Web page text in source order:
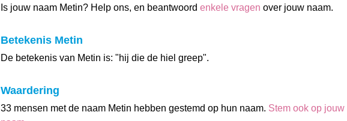
Is jouw naam Metin? Help ons, en beantwoord enkele vragen over jouw naam.
Betekenis Metin
De betekenis van Metin is: "hij die de hiel greep".
Waardering
33 mensen met de naam Metin hebben gestemd op hun naam. Stem ook op jouw